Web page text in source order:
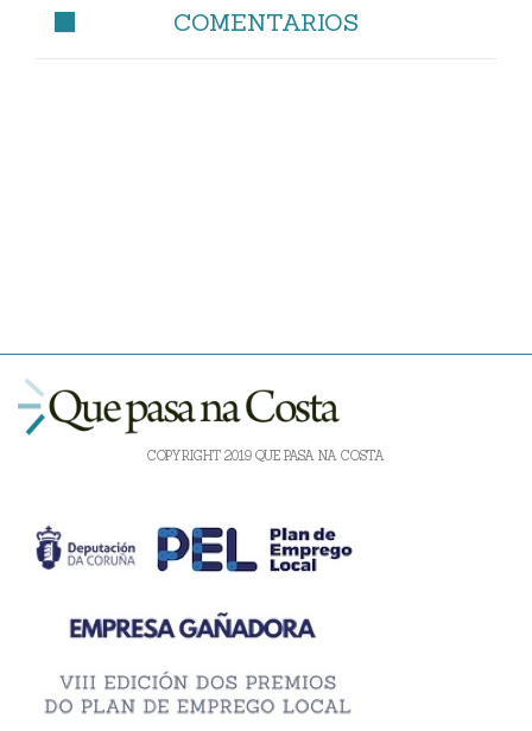
COMENTARIOS
COPYRIGHT 2019 QUE PASA NA COSTA